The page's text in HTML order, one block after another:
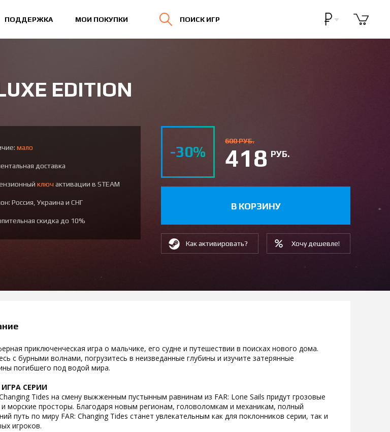
ПОДДЕРЖКА МОИ ПОКУПКИ ПОИСК ИГР
EDITION
мало
доставка
ключ активации в STEAM
Россия, Украина и СНГ
скидка до 10%
-30%
600 РУБ.
418РУБ.
В КОРЗИНУ
Как активировать? Хочу дешевле!
приключенческая игра о мальчике, его судне и путешествии в поисках нового дома.
с бурными волнами, погрузитесь в неизведанные глубины и изучите затерянные
погибшего под водой мира.
СЕРИИ
Tides на смену выжженным пустынным равнинам из FAR: Lone Sails придут грозовые
морские просторы. Благодаря новым регионам, головоломкам и механикам, полный
путь по миру FAR: Changing Tides станет увлекательным как для поклонников серии, так и
игроков.